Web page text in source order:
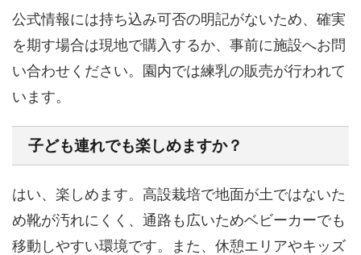
公式情報には持ち込み可否の明記がないため、確実
を期す場合は現地で購入するか、事前に施設へお問
い合わせください。園内では練乳の販売が行われて
います。
子ども連れでも楽しめますか？
はい、楽しめます。高設栽培で地面が土ではないた
め靴が汚れにくく、通路も広いためベビーカーでも
移動しやすい環境です。また、休憩エリアやキッズ